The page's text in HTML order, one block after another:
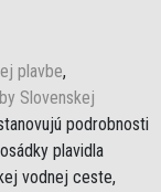
plavbe,
Slovenskej
podrobnosti
plavidla
vodnej ceste,